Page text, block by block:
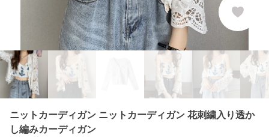
ニットカーディガン ニットカーディガン 花刺繍入り透か
し編みカーディガン